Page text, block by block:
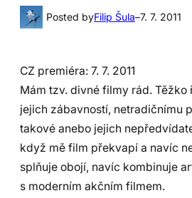
Posted byFilip Šula–7. 7. 2011
CZ premiéra: 7. 7. 2011
Mám tzv. divné filmy rád. Těžko
jejich zábavností, netradičnímu
takové anebo jejich
když mě film překvapí a navíc
splňuje obojí, navíc kombinuje
s moderním akčním filmem.